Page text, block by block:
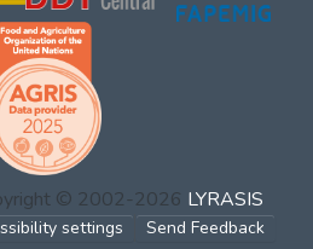
© 2002-2026 LYRASIS
settings Send Feedback